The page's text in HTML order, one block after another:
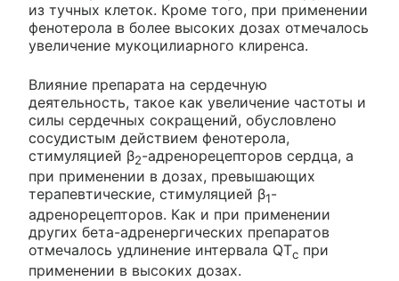
из тучных клеток. Кроме того, при применении
фенотерола в более высоких дозах отмечалось
увеличение мукоцилиарного клиренса.
Влияние препарата на сердечную
деятельность, такое как увеличение частоты и
силы сердечных сокращений, обусловлено
сосудистым действием фенотерола,
стимуляцией β2-адренорецепторов сердца, а
при применении в дозах, превышающих
терапевтические, стимуляцией β1-
адренорецепторов. Как и при применении
других бета-адренергических препаратов
отмечалось удлинение интервала QTc при
применении в высоких дозах.